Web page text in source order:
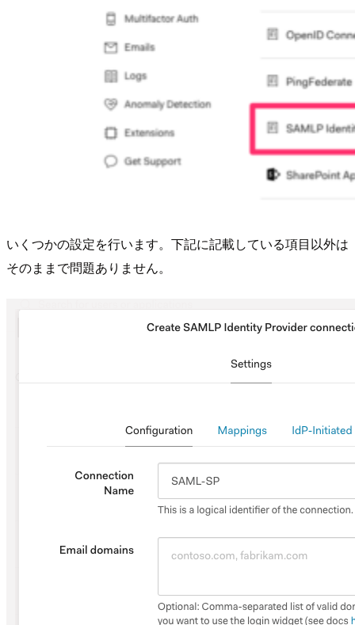
いくつかの設定を行います。下記に記載している項目以外は
そのままで問題ありません。